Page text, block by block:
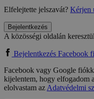
Elfelejtette jelszavát? Kérjen
Bejelentkezés
A közösségi oldalán
Bejelentkezés Facebook
Facebook vagy Google
kijelentem, hogy elfogadom
elolvastam azAdatvédelmi